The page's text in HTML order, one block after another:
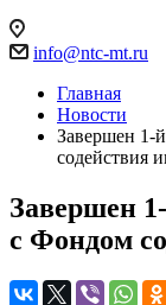
info@ntc-mt.ru
Главная
Новости
Завершен 1-
содействия
Завершен
с Фондом